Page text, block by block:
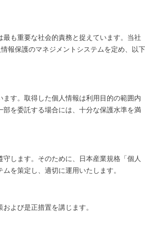
も重要な社会的責務と捉えています。当社
報保護のマネジメントシステムを定め、以下
す。取得した個人情報は利用目的の範囲内
を委託する場合には、十分な保護水準を満
します。そのために、日本産業規格「個人
を策定し、適切に運用いたします。
よび是正措置を講じます。